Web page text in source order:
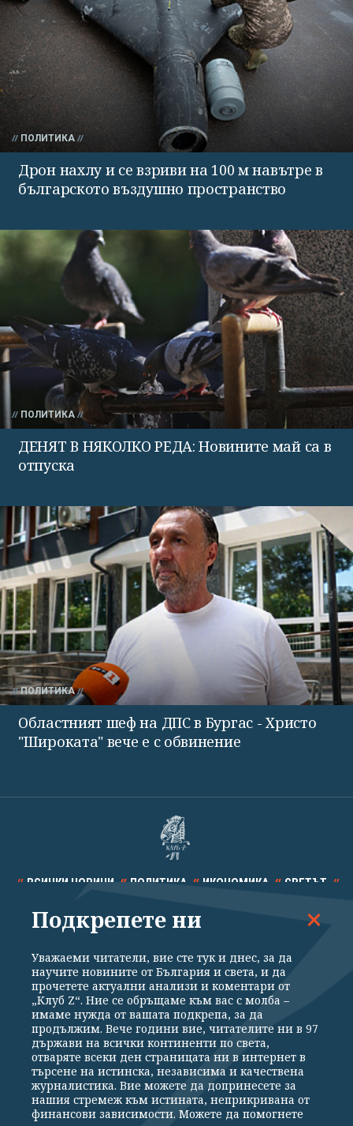
ПОЛИТИКА
Дрон нахлу и се взриви на 100 м навътре в
българското въздушно пространство
ПОЛИТИКА
ДЕНЯТ В НЯКОЛКО РЕДА: Новините май са в
отпуска
ПОЛИТИКА
Областният шеф на ДПС в Бургас - Христо
"Широката" вече е с обвинение
ВСИЧКИ НОВИНИ ПОЛИТИКА ИКОНОМИКА СВЕТЪТ
СПОРТ КУЛТУРА ТЕХНОЛОГИИ КАЛЕЙДОСКОП
Общи условия
Политика за поверителност
Реклама
Партньори Контакти
За Клуб Z
Екип
Подкрепете ни
Подкрепете ни
Уважаеми читатели, вие сте тук и днес, за да
научите новините от България и света, и да
прочетете актуални анализи и коментари от
„Клуб Z“. Ние се обръщаме към вас с молба –
имаме нужда от вашата подкрепа, за да
продължим. Вече години вие, читателите ни в 97
държави на всички континенти по света,
отваряте всеки ден страницата ни в интернет в
търсене на истинска, независима и качествена
журналистика. Вие можете да допринесете за
нашия стремеж към истината, неприкривана от
финансови зависимости. Можете да помогнете